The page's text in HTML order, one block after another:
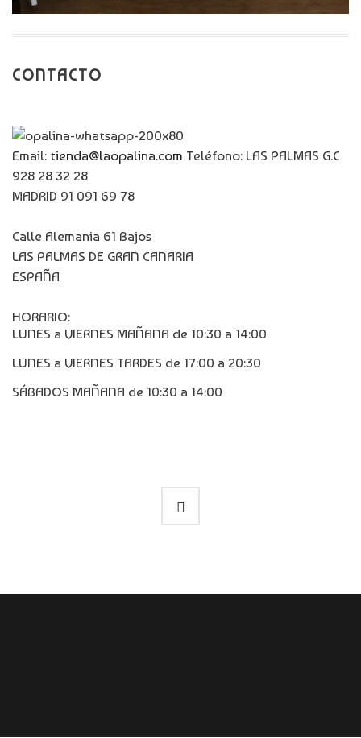
CONTACTO
Email: tienda@laopalina.com Teléfono: LAS PALMAS G.C
928 28 32 28
MADRID 91 091 69 78
Calle Alemania 61 Bajos
LAS PALMAS DE GRAN CANARIA
ESPAÑA
HORARIO:
LUNES a VIERNES MAÑANA de 10:30 a 14:00
LUNES a VIERNES TARDES de 17:00 a 20:30
SÁBADOS MAÑANA de 10:30 a 14:00